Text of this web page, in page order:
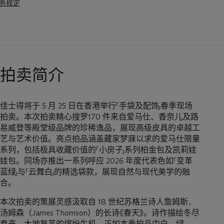
规定
拍卖简介
佳士得将于 5 月 25 日在香港举行「手袋及配饰」春季现场
拍卖。本次拍卖精心搜罗170 件来自爱马仕、香奈儿及路
易威登等殿堂级品牌的珍稀逸品，展现高级皮具的卓越工
艺与艺术价值。亮点拍品涵盖藏家梦寐以求的爱马仕限量
系列，包括极具收藏价值的「小房子」系列柏金包及凯莉娃
娃包。同场亦推出一系列呼应 2026 年度代表色如「变革
蓝绿」与「云舞白」的精选袋款，展现自然与现代美学的融
合。
本次拍卖的策展灵感汲取自 18 世纪苏格兰诗人詹姆斯．
汤姆森（James Thomson）的长诗《春天》。诗作描绘冬尽